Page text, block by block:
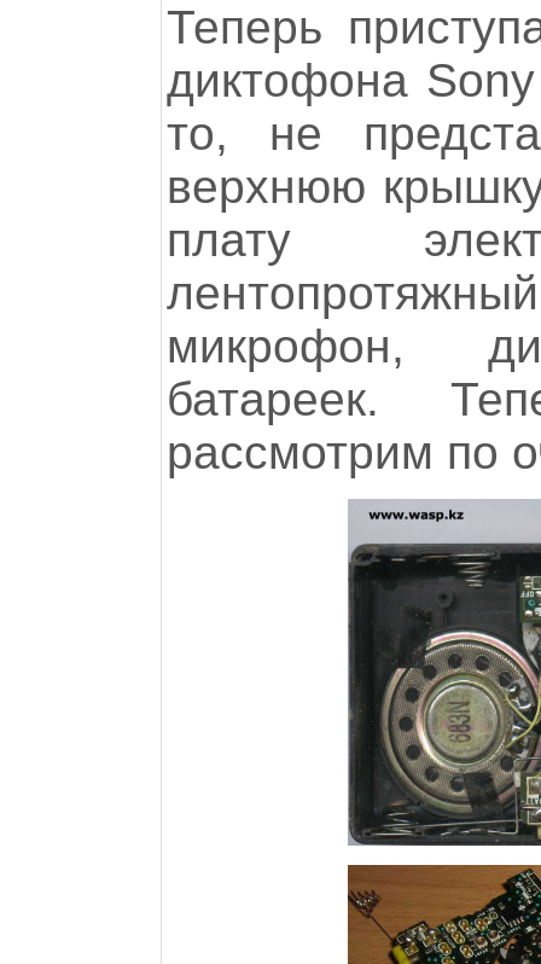
Теперь
диктофона
то, не
верхнюю
плату
микрофон,
батареек.
рассмотрим по